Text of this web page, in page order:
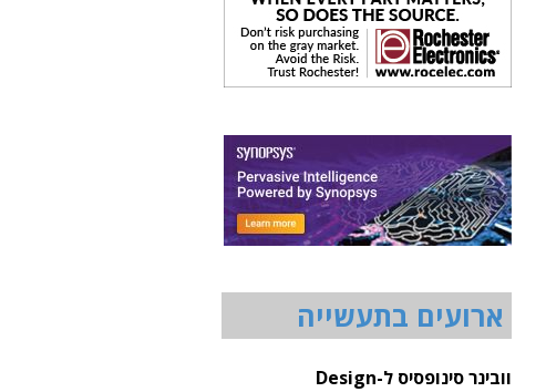
ארועים בתעשייה
וובינר סינופסיס ל-Design